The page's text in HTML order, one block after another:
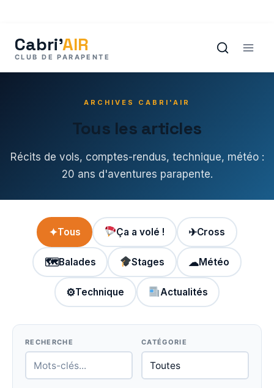
contenu
ARCHIVES CABRI'AIR
Tous les articles
Récits de vols, comptes-rendus, technique, météo :
20 ans d'aventures parapente.
✦Tous Ça a volé ! ✈Cross
🗺Balades Stages ☁Météo
⚙Technique Actualités
RECHERCHE CATÉGORIE